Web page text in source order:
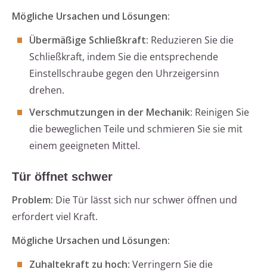
Mögliche Ursachen und Lösungen:
Übermäßige Schließkraft: Reduzieren Sie die
Schließkraft, indem Sie die entsprechende
Einstellschraube gegen den Uhrzeigersinn
drehen.
Verschmutzungen in der Mechanik: Reinigen Sie
die beweglichen Teile und schmieren Sie sie mit
einem geeigneten Mittel.
Tür öffnet schwer
Problem: Die Tür lässt sich nur schwer öffnen und
erfordert viel Kraft.
Mögliche Ursachen und Lösungen:
Zuhaltekraft zu hoch: Verringern Sie die